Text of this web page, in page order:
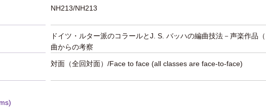
NH213/NH213
ドイツ・ルター派のコラールとJ. S. バッハの編曲技法－声楽作品
曲からの考察
対面（全回対面）/Face to face (all classes are face-to-face)